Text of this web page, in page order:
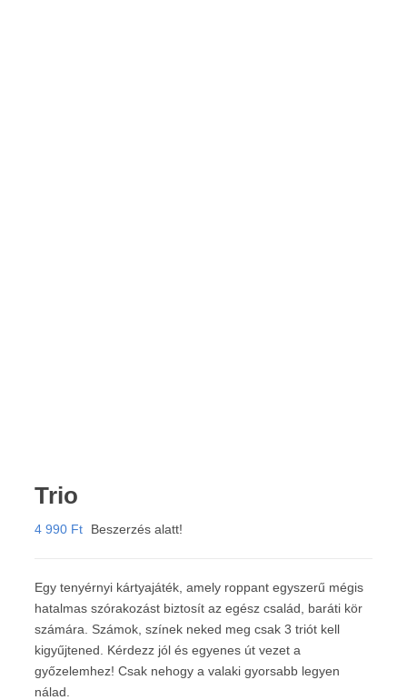
Trio
4 990 Ft Beszerzés alatt!
Egy tenyérnyi kártyajáték, amely roppant egyszerű mégis
hatalmas szórakozást biztosít az egész család, baráti kör
számára. Számok, színek neked meg csak 3 triót kell
kigyűjtened. Kérdezz jól és egyenes út vezet a
győzelemhez! Csak nehogy a valaki gyorsabb legyen
nálad.